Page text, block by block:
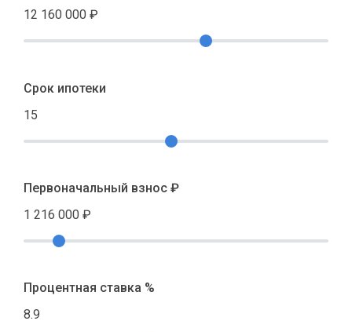
12 160 000 ₽
Срок ипотеки
15
Первоначальный взнос ₽
1 216 000 ₽
Процентная ставка %
8.9